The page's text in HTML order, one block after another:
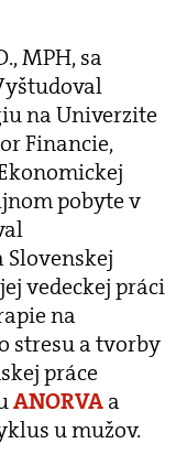
MPH, sa
na Univerzite
Financie,
pobyte v
vedeckej práci
na
stresu a tvorby
práce
ANORVAa
u mužov.